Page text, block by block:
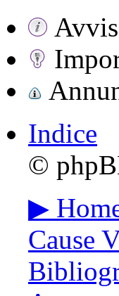
Indice
©
▶
Cause